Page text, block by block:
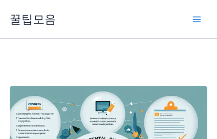
꿀팁모음